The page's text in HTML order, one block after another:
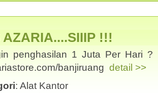
AZARIA....SIIIP !!!
penghasilan 1 Juta Per Hari ?
banjiruang detail >>
: Alat Kantor